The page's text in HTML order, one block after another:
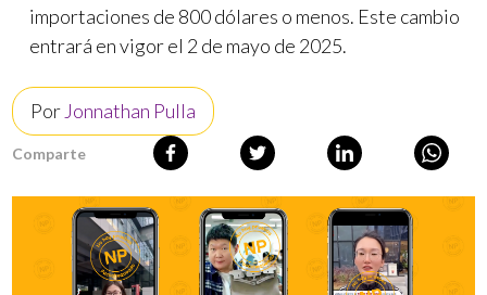
importaciones de 800 dólares o menos. Este cambio
entrará en vigor el 2 de mayo de 2025.
Por Jonnathan Pulla
Comparte